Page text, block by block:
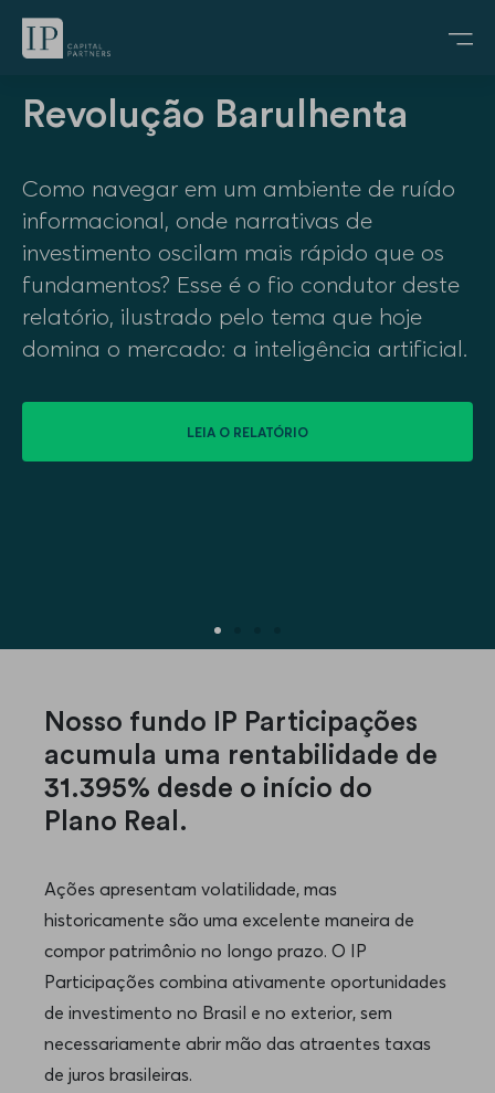
Revolução Barulhenta
Como navegar em um ambiente de ruído
informacional, onde narrativas de
investimento oscilam mais rápido que os
fundamentos? Esse é o fio condutor deste
relatório, ilustrado pelo tema que hoje
domina o mercado: a inteligência artificial.
LEIA O RELATÓRIO
Nosso fundo IP Participações
acumula uma rentabilidade de
31.395% desde o início do
Plano Real.
Ações apresentam volatilidade, mas
historicamente são uma excelente maneira de
compor patrimônio no longo prazo. O IP
Participações combina ativamente oportunidades
de investimento no Brasil e no exterior, sem
necessariamente abrir mão das atraentes taxas
de juros brasileiras.